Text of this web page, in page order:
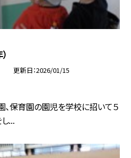
更新日 2026/01/15
、保育園の園児を学校に招いて５
...